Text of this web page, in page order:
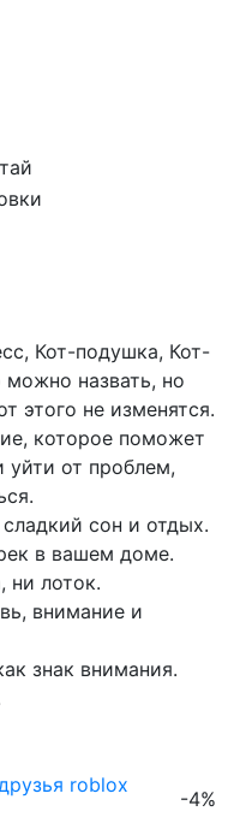
Кот-подушка, Кот-
можно назвать, но
этого не изменятся.
которое поможет
уйти от проблем,
сон и отдых.
в вашем доме.
ни лоток.
внимание и
знак внимания.
-4%